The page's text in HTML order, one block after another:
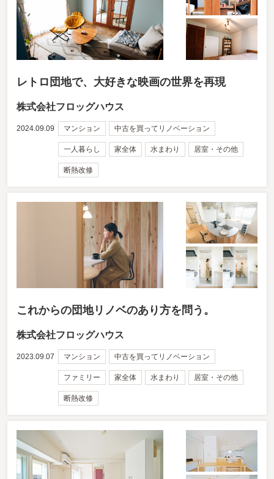
レトロ団地で、大好きな映画の世界を再現
株式会社フロッグハウス
2024.09.09 マンション 中古を買ってリノベーション
一人暮らし 家全体 水まわり 居室・その他
断熱改修
これからの団地リノベのあり方を問う。
株式会社フロッグハウス
2023.09.07 マンション 中古を買ってリノベーション
ファミリー 家全体 水まわり 居室・その他
断熱改修